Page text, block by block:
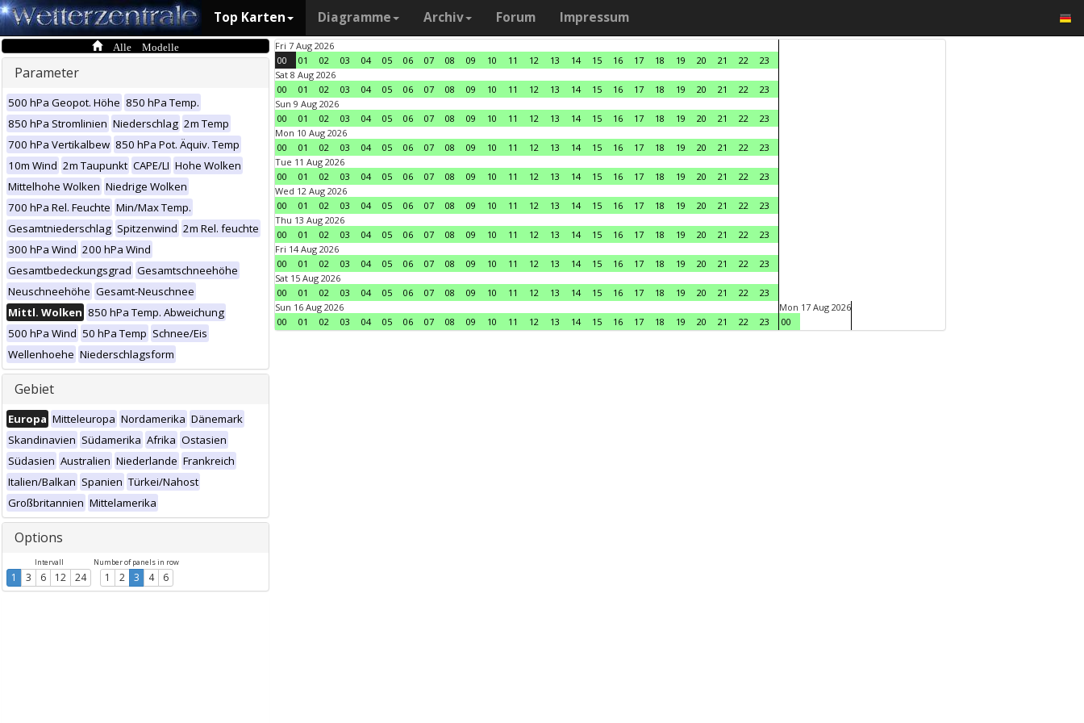
Top Karten Diagramme Archiv Forum Impressum
Alle Modelle
Parameter
500 hPa Geopot. Höhe 850 hPa Temp.
850 hPa Stromlinien Niederschlag 2m Temp
700 hPa Vertikalbew 850 hPa Pot. Äquiv. Temp
10m Wind 2m Taupunkt CAPE/LI Hohe Wolken
Mittelhohe Wolken Niedrige Wolken
700 hPa Rel. Feuchte Min/Max Temp.
Gesamtniederschlag Spitzenwind 2m Rel. feuchte
300 hPa Wind 200 hPa Wind
Gesamtbedeckungsgrad Gesamtschneehöhe
Neuschneehöhe Gesamt-Neuschnee
Mittl. Wolken 850 hPa Temp. Abweichung
500 hPa Wind 50 hPa Temp Schnee/Eis
Wellenhoehe Niederschlagsform
Gebiet
Europa Mitteleuropa Nordamerika Dänemark
Skandinavien Südamerika Afrika Ostasien
Südasien Australien Niederlande Frankreich
Italien/Balkan Spanien Türkei/Nahost
Großbritannien Mittelamerika
Options
Intervall
1 3 6 12 24
Number of panels in row
1 2 3 4 6
Fri 7 Aug 2026
00
01 02 03 04 05 06 07 08 09 10 11 12 13 14 15 16 17 18 19 20 21 22
23
Sat 8 Aug 2026
00
01 02 03 04 05 06 07 08 09 10 11 12 13 14 15 16 17 18 19 20 21 22
23
Sun 9 Aug 2026
00
01 02 03 04 05 06 07 08 09 10 11 12 13 14 15 16 17 18 19 20 21 22
23
Mon 10 Aug 2026
00
01 02 03 04 05 06 07 08 09 10 11 12 13 14 15 16 17 18 19 20 21 22
23
Tue 11 Aug 2026
00
01 02 03 04 05 06 07 08 09 10 11 12 13 14 15 16 17 18 19 20 21 22
23
Wed 12 Aug 2026
00
01 02 03 04 05 06 07 08 09 10 11 12 13 14 15 16 17 18 19 20 21 22
23
Thu 13 Aug 2026
00
01 02 03 04 05 06 07 08 09 10 11 12 13 14 15 16 17 18 19 20 21 22
23
Fri 14 Aug 2026
00
01 02 03 04 05 06 07 08 09 10 11 12 13 14 15 16 17 18 19 20 21 22
23
Sat 15 Aug 2026
00
01 02 03 04 05 06 07 08 09 10 11 12 13 14 15 16 17 18 19 20 21 22
23
Sun 16 Aug 2026
00
01 02 03 04 05 06 07 08 09 10 11 12 13 14 15 16 17 18 19 20 21 22 23
Mon 17 Aug 2026
00